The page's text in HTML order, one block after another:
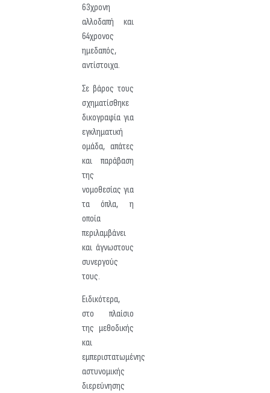
63χρονη
αλλοδαπή και
64χρονος
ημεδαπός,
αντίστοιχα.
Σε βάρος τους
σχηματίσθηκε
δικογραφία για
εγκληματική
ομάδα, απάτες
και παράβαση
της
νομοθεσίας για
τα όπλα, η
οποία
περιλαμβάνει
και άγνωστους
συνεργούς
τους.
Ειδικότερα,
στο πλαίσιο
της μεθοδικής
και
εμπεριστατωμένης
αστυνομικής
διερεύνησης